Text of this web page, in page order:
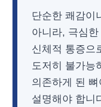
단순한 쾌감이
아니라, 극심
신체적 통증으
도저히 불가능
의존하게 된
설명해야 합니